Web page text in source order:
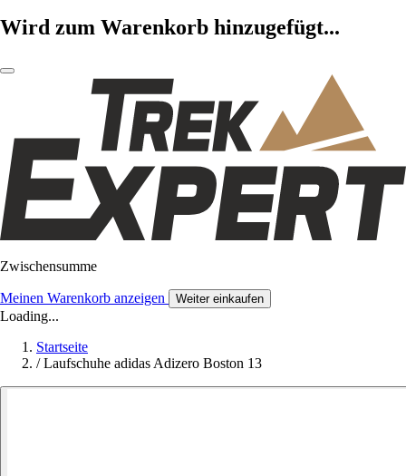
Wird zum Warenkorb hinzugefügt...
Zwischensumme
Meinen Warenkorb anzeigen Weiter einkaufen
Loading...
Startseite
/ Laufschuhe adidas Adizero Boston 13